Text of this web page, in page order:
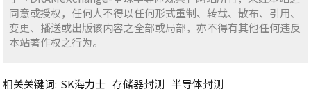
同意或授权，任何人不得以任何形式重制、转载、散布、引用、
变更、播送或出版该内容之全部或局部，亦不得有其他任何违反
本站著作权之行为。
相关关键词: SK海力士 存储器封测 半导体封测